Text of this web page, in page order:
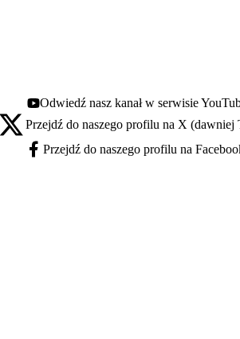
Youtube - otwiera się w nowej karcie
Odwiedź nasz kanał w serwisie
X - otwiera się w nowej karcie
Przejdź do naszego profilu na X (dawniej
Facebook - otwiera się w nowej karcie
Przejdź do naszego profilu na